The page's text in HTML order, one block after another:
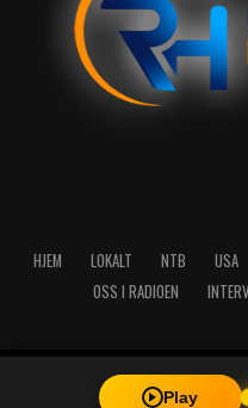
HJEM LOKALT NTB USA
OSS I RADIOEN
Copyright © 2026 A-Media AS
5527 Haugesund - Mail:
Play